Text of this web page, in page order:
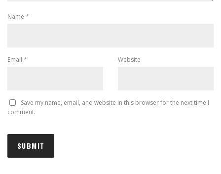
Name *
Email * Website
Save my name, email, and website in this browser for the next time I
comment.